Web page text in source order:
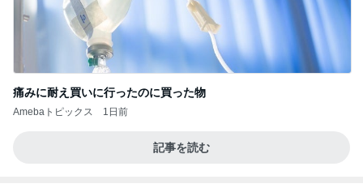
痛みに耐え買いに行ったのに買った物
Amebaトピックス 1日前
記事を読む